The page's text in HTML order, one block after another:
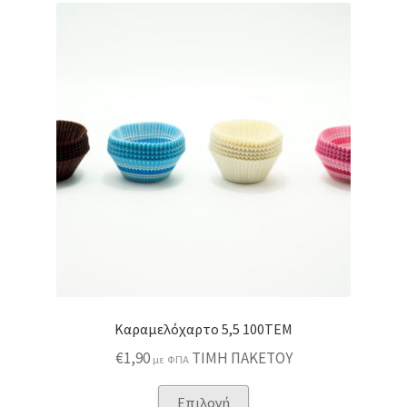
Καραμελόχαρτο 5,5 100TEM
€1,90 με ΦΠΑ ΤΙΜΗ ΠΑΚΕΤΟΥ
Επιλογή